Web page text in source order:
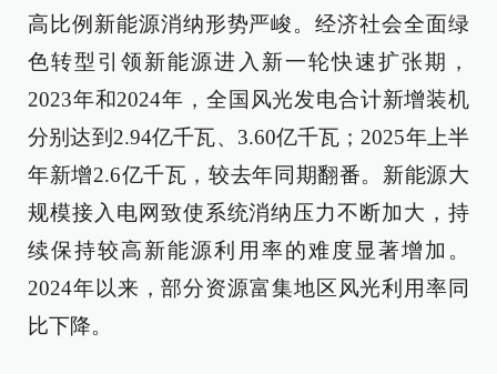
高比例新能源消纳形势严峻。经济社会全面绿
色转型引领新能源进入新一轮快速扩张期，
2023年和2024年，全国风光发电合计新增装机
分别达到2.94亿千瓦、3.60亿千瓦；2025年上半
年新增2.6亿千瓦，较去年同期翻番。新能源大
规模接入电网致使系统消纳压力不断加大，持
续保持较高新能源利用率的难度显著增加。
2024年以来，部分资源富集地区风光利用率同
比下降。